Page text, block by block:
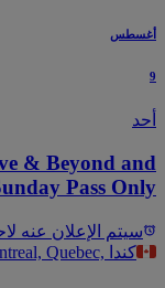
& Beyond
Sunday Pass
الإعلان عنه لاحقًا
Montreal, Quebec, كندا